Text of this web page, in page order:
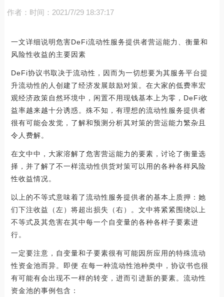
作者： 时间：2021/7/29 18:37:17
一文详细说明危害DeFi流动性服务提供者营运能力、衡量和
风险性收益的主要因素
DeFi协议书取决于流动性，因而为一切想要为其服务平台提
升流动性的人创建了经济发展鼓励对策。在大家的低费率宏
观经济政策自然环境中，闲置不用现钱基本上为零，DeFi收
益率越来越十分诱惑。殊不知，有理想的流动性服务提供者
很有可能会发觉，了解和预测分析其对策的营运能力繁杂且
令人费解。
在文中中，大家溶解了危害营运能力的要素，讨论了衡量选
择，并了解了不一样流动性供货对策可以用的各种各样风险
性收益情况。
以上的不等式意味着了流动性服务提供者的基本上质押：她
们下注收益（左）将超出损失（右）。文中将紧紧围绕以上
不等式及其危害在其中每一个自变量的各种各样子要素进
行。
一定要注意，自变量和子要素很有可能因所应用的特殊流动
性资金池而异。即便 在每一种流动性池种类中，协议书也很
有可能有会出现不一样的转变，进而引进新的要素。流动性
资金池的事例包含：